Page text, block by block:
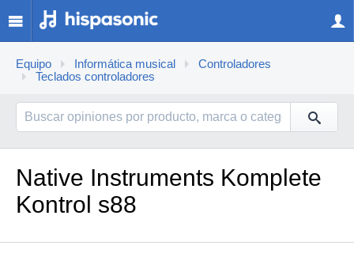
Equipo Informática musical
Controladores
Teclados controladores
Native Instruments Komplete
Kontrol s88